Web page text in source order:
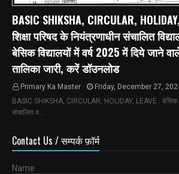
BASIC SHIKSHA, CIRCULAR,
शिक्षा परिषद के नियंत्रणाधीन संचालित
बेसिक विद्यालयों में वर्ष 2025 में दिये जाने
तालिका जारी, करें डॉउनलोड
Primary Ka Master
Friday, December 27,
BASIC SHIKSHA, CIRCULAR, HOLIDAY, LEAVE : बेसिक
संचालित व…
Contact Us / सम्पर्क फ़ॉर्म
Name